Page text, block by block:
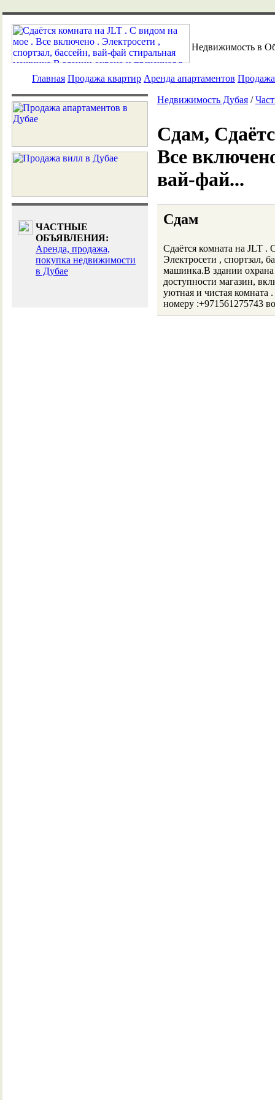
Недвижимость в
Главная Продажа квартир Аренда апартаментов
ЧАСТНЫЕ
ОБЪЯВЛЕНИЯ:
Аренда, продажа,
покупка недвижимости
в Дубае
Недвижимость Дубая /
Сдам,
Все
вай-фай...
Сдам
Сдаётся комната на JLT
Электросети , спортзал,
машинка.В здании
доступности магазин,
уютная и чистая
номеру :+971561275743